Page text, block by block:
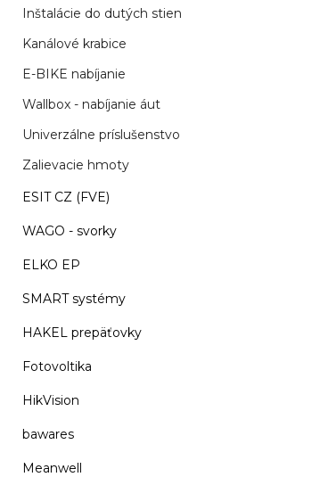
Inštalácie do dutých stien
Kanálové krabice
E-BIKE nabíjanie
Wallbox - nabíjanie áut
Univerzálne príslušenstvo
Zalievacie hmoty
ESIT CZ (FVE)
WAGO - svorky
ELKO EP
SMART systémy
HAKEL prepäťovky
Fotovoltika
HikVision
bawares
Meanwell